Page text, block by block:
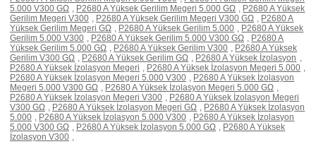
5.000 V300 GΩ , P2680 A Yüksek Gerilim Megeri 5.000 GΩ , P2680 A Yüksek
Gerilim Megeri V300 , P2680 A Yüksek Gerilim Megeri V300 GΩ , P2680 A
Yüksek Gerilim Megeri GΩ , P2680 A Yüksek Gerilim 5.000 , P2680 A Yüksek
Gerilim 5.000 V300 , P2680 A Yüksek Gerilim 5.000 V300 GΩ , P2680 A
Yüksek Gerilim 5.000 GΩ , P2680 A Yüksek Gerilim V300 , P2680 A Yüksek
Gerilim V300 GΩ , P2680 A Yüksek Gerilim GΩ , P2680 A Yüksek İzolasyon ,
P2680 A Yüksek İzolasyon Megeri , P2680 A Yüksek İzolasyon Megeri 5.000 ,
P2680 A Yüksek İzolasyon Megeri 5.000 V300 , P2680 A Yüksek İzolasyon
Megeri 5.000 V300 GΩ , P2680 A Yüksek İzolasyon Megeri 5.000 GΩ ,
P2680 A Yüksek İzolasyon Megeri V300 , P2680 A Yüksek İzolasyon Megeri
V300 GΩ , P2680 A Yüksek İzolasyon Megeri GΩ , P2680 A Yüksek İzolasyon
5.000 , P2680 A Yüksek İzolasyon 5.000 V300 , P2680 A Yüksek İzolasyon
5.000 V300 GΩ , P2680 A Yüksek İzolasyon 5.000 GΩ , P2680 A Yüksek
İzolasyon V300 ,